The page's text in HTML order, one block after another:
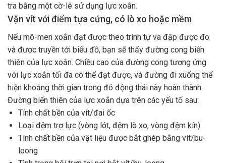
tra bằng một cờ-lê sử dụng lực xoắn.
Vặn vít với điểm tựa cứng, có lò xo hoặc mềm
Nếu mô-men xoắn đạt được theo trình tự va đập được đo
và được truyền tới biểu đồ, bạn sẽ thấy đường cong biến
thiên của lực xoắn. Chiều cao của đường cong tương ứng
với lực xoắn tối đa có thể đạt được, và đường đi xuống thể
hiện khoảng thời gian trong đó động thái này hoàn thành.
Đường biến thiên của lực xoắn dựa trên các yếu tố sau:
Tính chất bền của vít/đai ốc
Loại đệm trợ lực (vòng lót, đệm lò xo, vòng đệm kín)
Tính chất bền của vật liệu được bắt ghép bằng vít/bu-
loong